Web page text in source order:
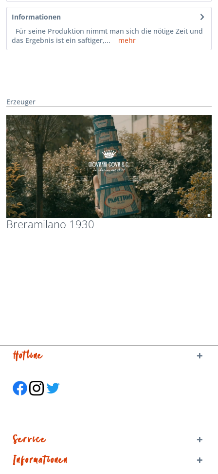
Informationen
Für seine Produktion nimmt man sich die nötige Zeit und
das Ergebnis ist ein saftiger,...
mehr
Erzeuger
Breramilano 1930
Hotline
Service
Informationen